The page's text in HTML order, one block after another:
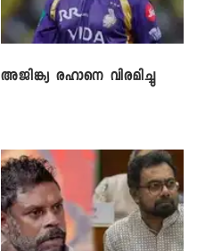
അജിങ്ക്യ രഹാനെ വിരമിച്ചു